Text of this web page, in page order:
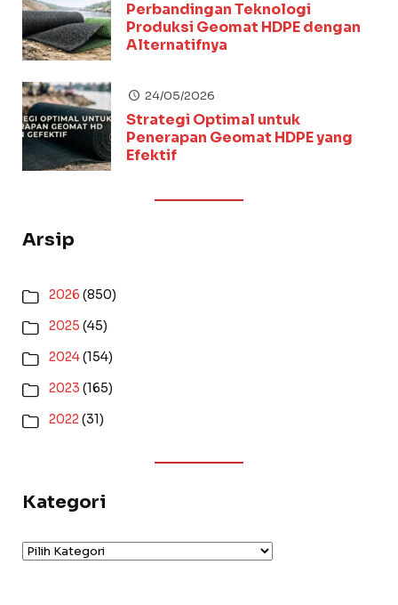
Perbandingan Teknologi
Produksi Geomat HDPE dengan
Alternatifnya
24/05/2026
Strategi Optimal untuk
Penerapan Geomat HDPE yang
Efektif
Arsip
2026 (850)
2025 (45)
2024(154)
2023 (165)
2022(31)
Kategori
Kategori